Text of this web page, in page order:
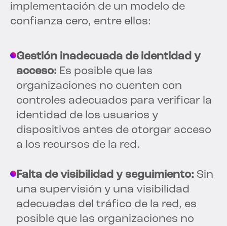
implementación de un modelo de
confianza cero, entre ellos:
Gestión inadecuada de identidad y
acceso: Es posible que las
organizaciones no cuenten con
controles adecuados para verificar la
identidad de los usuarios y
dispositivos antes de otorgar acceso
a los recursos de la red.
Falta de visibilidad y seguimiento: Sin
una supervisión y una visibilidad
adecuadas del tráfico de la red, es
posible que las organizaciones no